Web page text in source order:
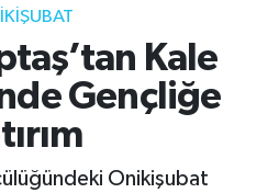
Kale
Gençliğe
Onikişubat
Yoğunluk Haritası
ve Fikstür